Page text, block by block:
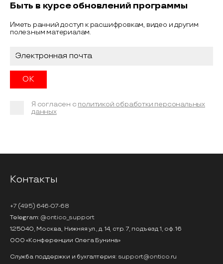
Быть в курсе обновлений программы
Иметь ранний доступ к расшифровкам, видео и другим
полезным материалам.
Я согласен с политикой обработки персональных
данных
Контакты
+7 (495) 646-07-68
Telegram: @ontico_support
125040, Москва, Нижняя ул., д. 14, стр. 7, подъезд 1, оф. 16
ООО «Конференции Олега Бунина»
Служба поддержки и бухгалтерия: support@ontico.ru